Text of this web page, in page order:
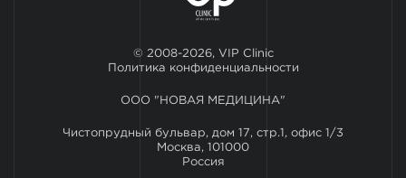
© 2008-2026, VIP Clinic
Политика конфиденциальности
ООО "НОВАЯ МЕДИЦИНА"
Чистопрудный бульвар, дом 17, стр.1, офис 1/3
Москва, 101000
Россия